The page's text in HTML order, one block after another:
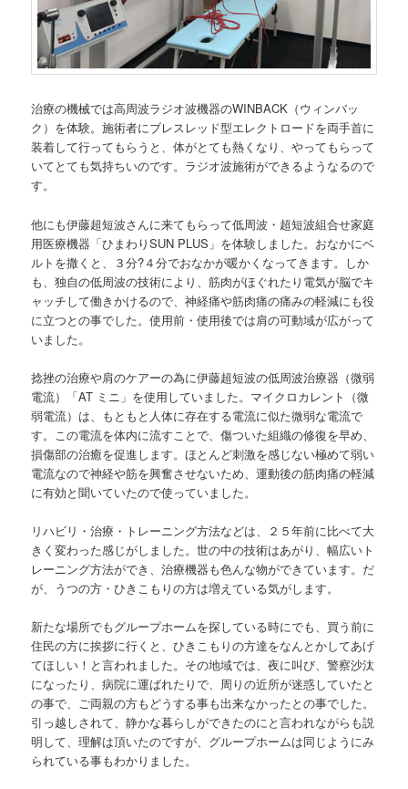
治療の機械では高周波ラジオ波機器のWINBACK（ウィンバッ
ク）を体験。施術者にブレスレッド型エレクトロードを両手首に
装着して行ってもらうと、体がとても熱くなり、やってもらって
いてとても気持ちいのです。ラジオ波施術ができるようなるので
す。
他にも伊藤超短波さんに来てもらって低周波・超短波組合せ家庭
用医療機器「ひまわりSUN PLUS」を体験しました。おなかにベ
ルトを撒くと、３分?４分でおなかが暖かくなってきます。しか
も、独自の低周波の技術により、筋肉がほぐれたり電気が脳でキ
ャッチして働きかけるので、神経痛や筋肉痛の痛みの軽減にも役
に立つとの事でした。使用前・使用後では肩の可動域が広がって
いました。
捻挫の治療や肩のケアーの為に伊藤超短波の低周波治療器（微弱
電流）「AT ミニ」を使用していました。マイクロカレント（微
弱電流）は、もともと人体に存在する電流に似た微弱な電流で
す。この電流を体内に流すことで、傷ついた組織の修復を早め、
損傷部の治癒を促進します。ほとんど刺激を感じない極めて弱い
電流なので神経や筋を興奮させないため、運動後の筋肉痛の軽減
に有効と聞いていたので使っていました。
リハビリ・治療・トレーニング方法などは、２５年前に比べて大
きく変わった感じがしました。世の中の技術はあがり、幅広いト
レーニング方法ができ、治療機器も色んな物ができています。だ
が、うつの方・ひきこもりの方は増えている気がします。
新たな場所でもグループホームを探している時にでも、買う前に
住民の方に挨拶に行くと、ひきこもりの方達をなんとかしてあげ
てほしい！と言われました。その地域では、夜に叫び、警察沙汰
になったり、病院に運ばれたりで、周りの近所が迷惑していたと
の事で、ご両親の方もどうする事も出来なかったとの事でした。
引っ越しされて、静かな暮らしができたのにと言われながらも説
明して、理解は頂いたのですが、グループホームは同じようにみ
られている事もわかりました。